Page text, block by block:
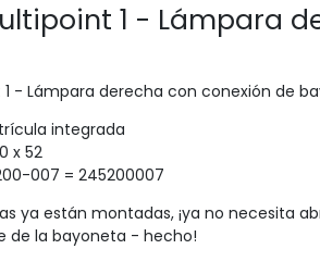
1 - Lámpara
1 - Lámpara derecha con conexión de
integrada
x 52
007 = 245200007
ya están montadas, ¡ya no necesita
de la bayoneta - hecho!